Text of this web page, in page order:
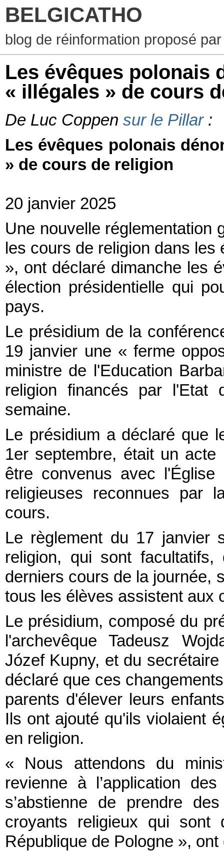
BELGICATHO
blog de réinformation proposé
Les évêques polonais
« illégales » de cours
De Luc Coppen sur le Pillar:
Les évêques polonais
» de cours de religion
20 janvier 2025
Une nouvelle réglementation
les cours de religion dans
», ont déclaré dimanche les
élection présidentielle qui
pays.
Le présidium de la
19 janvier une « ferme
ministre de l'Education
religion financés par
semaine.
Le présidium a déclaré que
1er septembre, était un
être convenus avec l'Église
religieuses reconnues par
cours.
Le règlement du 17 janvier
religion, qui sont
derniers cours de la journée,
tous les élèves assistent aux
Le présidium, composé du
l'archevêque Tadeusz
Józef Kupny, et du
déclaré que ces
parents d'élever leurs
Ils ont ajouté qu'ils violaient
en religion.
« Nous attendons du
revienne à l’application
s’abstienne de prendre
croyants religieux qui
République de Pologne »,